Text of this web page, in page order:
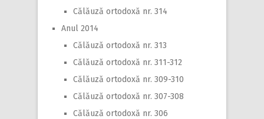
Călăuză ortodoxă nr. 314
Anul 2014
Călăuză ortodoxă nr. 313
Călăuză ortodoxă nr. 311-312
Călăuză ortodoxă nr. 309-310
Călăuză ortodoxă nr. 307-308
Călăuză ortodoxă nr. 306